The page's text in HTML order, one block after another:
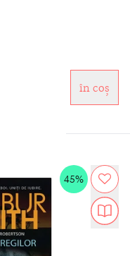
în coș
45%